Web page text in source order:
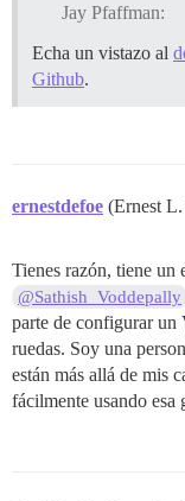
Jay Pfaffman:
Echa un vistazo al
Github.
ernestdefoe (Ernest
Tienes razón, tiene un
@Sathish_Voddepally
parte de configurar
ruedas. Soy una
están más allá de mis
fácilmente usando esa